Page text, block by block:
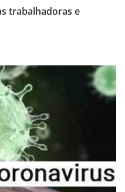
trabalhadoras e